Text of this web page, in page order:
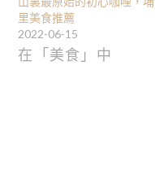
里美食推薦
2022-06-15
在「美食」中